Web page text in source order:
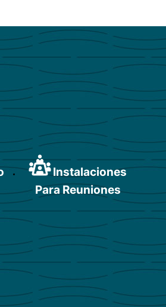
Instalaciones
Para Reuniones